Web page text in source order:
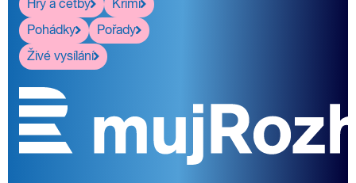
Hry a četby
Krimi
Pohádky
Pořady
Živé vysílání